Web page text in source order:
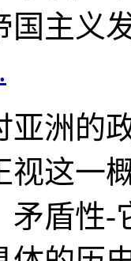
国主义
亚洲的
视这一
矛盾性-